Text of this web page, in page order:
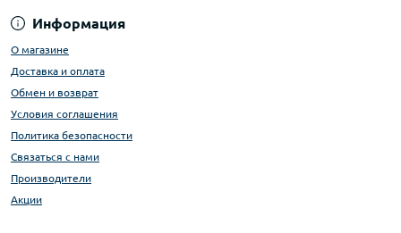
Информация
О магазине
Доставка и оплата
Обмен и возврат
Условия соглашения
Политика безопасности
Связаться с нами
Производители
Акции